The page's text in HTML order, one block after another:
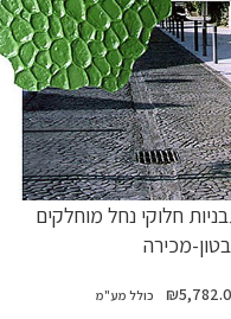
חלוקי נחל מוחלקים
מכירה
₪